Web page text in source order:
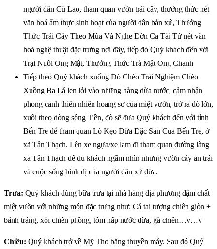
người dân Cù Lao, tham quan vườn trái cây, thưởng thức nét
văn hoá ẩm thực sinh hoạt của người dân bản xứ, Thưởng
Thức Trái Cây Theo Mùa Và Nghe Đờn Ca Tài Tử nét văn
hoá nghệ thuật đặc trưng nơi đây, tiếp đó Quý khách đến với
Trại Nuôi Ong Mật, Thưởng Thức Trà Mật Ong Chanh
Tiếp theo Quý khách xuống Đò Chèo Trải Nghiệm Chèo
Xuồng Ba Lá len lỏi vào những hàng dừa nước, cảm nhận
phong cảnh thiên nhiên hoang sơ của miệt vườn, trở ra đò lớn,
xuôi theo dòng sông Tiền, đò sẽ đưa Quý khách đến với tỉnh
Bến Tre để tham quan Lò Kẹo Dừa Đặc Sản Của Bến Tre, ở
xã Tân Thạch. Lên xe ngựa/xe lam đi tham quan đường làng
xã Tân Thạch để du khách ngắm nhìn những vườn cây ăn trái
và cuộc sống bình dị của người dân xứ dừa.
Trưa: Quý khách dùng bữa trưa tại nhà hàng địa phương đậm chất
miệt vườn với những món đặc trưng như: Cá tai tượng chiên giòn +
bánh tráng, xôi chiên phồng, tôm hấp nước dừa, gà chiên…v…v
Chiều: Quý khách trở về Mỹ Tho bằng thuyền máy. Sau đó Quý